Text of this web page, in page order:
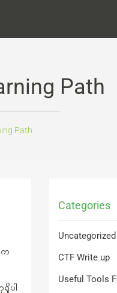
Path
Path
က
ပါ
Categories
Uncategorized
CTF Write up
Useful Tools